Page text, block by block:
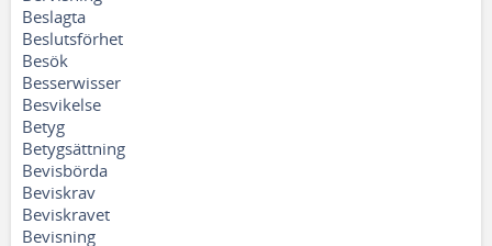
Beslagta
Beslutsförhet
Besök
Besserwisser
Besvikelse
Betyg
Betygsättning
Bevisbörda
Beviskrav
Beviskravet
Bevisning